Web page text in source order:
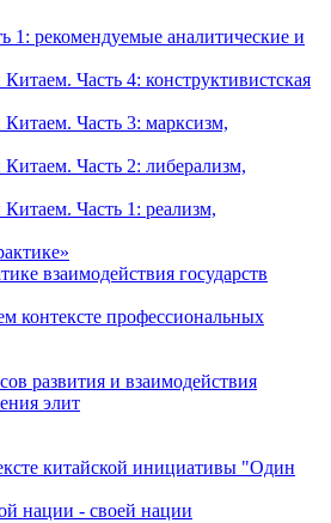
1: рекомендуемые аналитические и
Часть 4: конструктивистская
Часть 3: марксизм,
Часть 2: либерализм,
Часть 1: реализм,
взаимодействия государств
контексте профессиональных
развития и взаимодействия
элит
китайской инициативы "Один
нации - своей нации